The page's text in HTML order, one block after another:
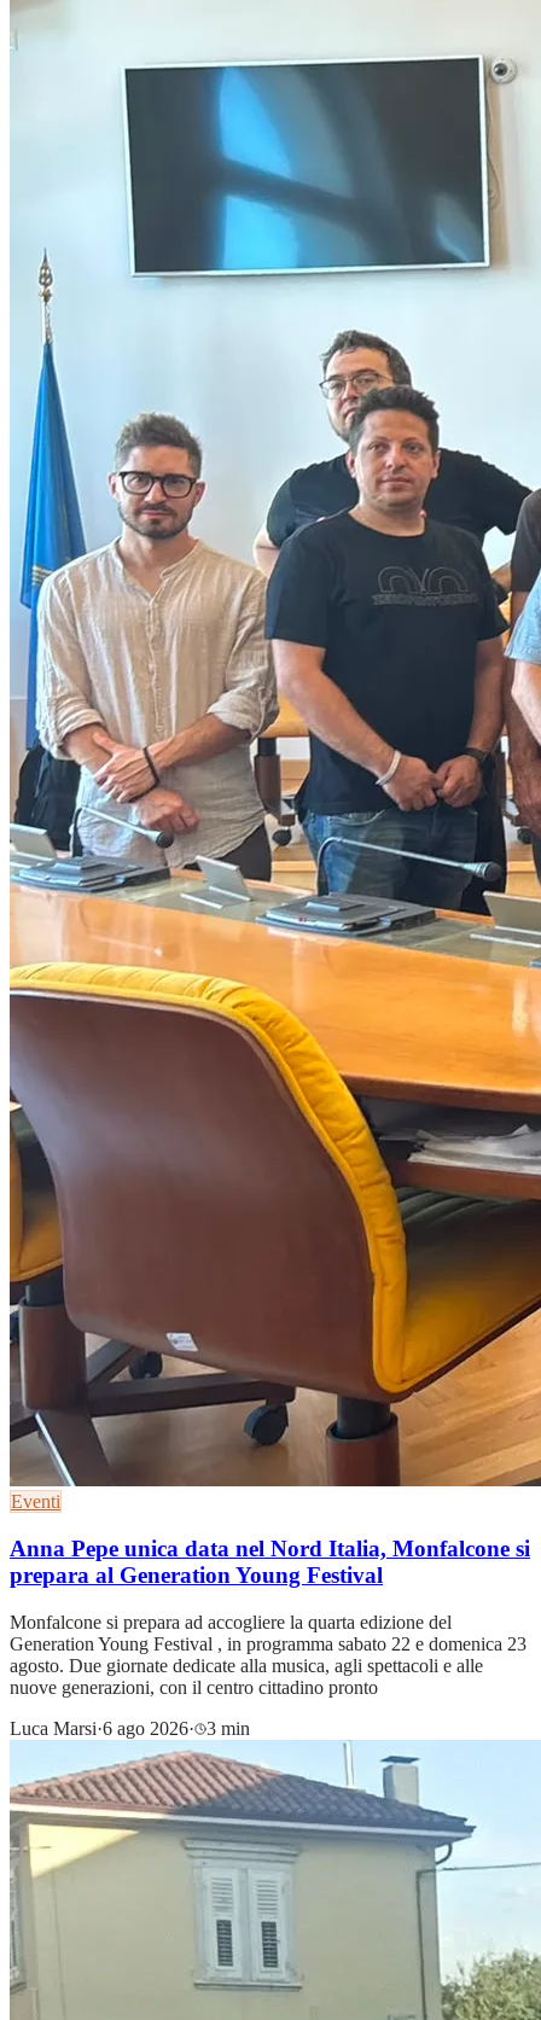
Eventi
Anna Pepe unica data nel Nord Italia, Monfalcone si
prepara al Generation Young Festival
Monfalcone si prepara ad accogliere la quarta edizione del
Generation Young Festival , in programma sabato 22 e domenica 23
agosto. Due giornate dedicate alla musica, agli spettacoli e alle
nuove generazioni, con il centro cittadino pronto
Luca Marsi·6 ago 2026· 3 min